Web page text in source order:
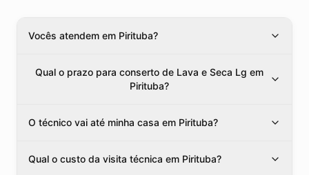
Vocês atendem em Pirituba?
Qual o prazo para conserto de Lava e Seca Lg em
Pirituba?
O técnico vai até minha casa em Pirituba?
Qual o custo da visita técnica em Pirituba?